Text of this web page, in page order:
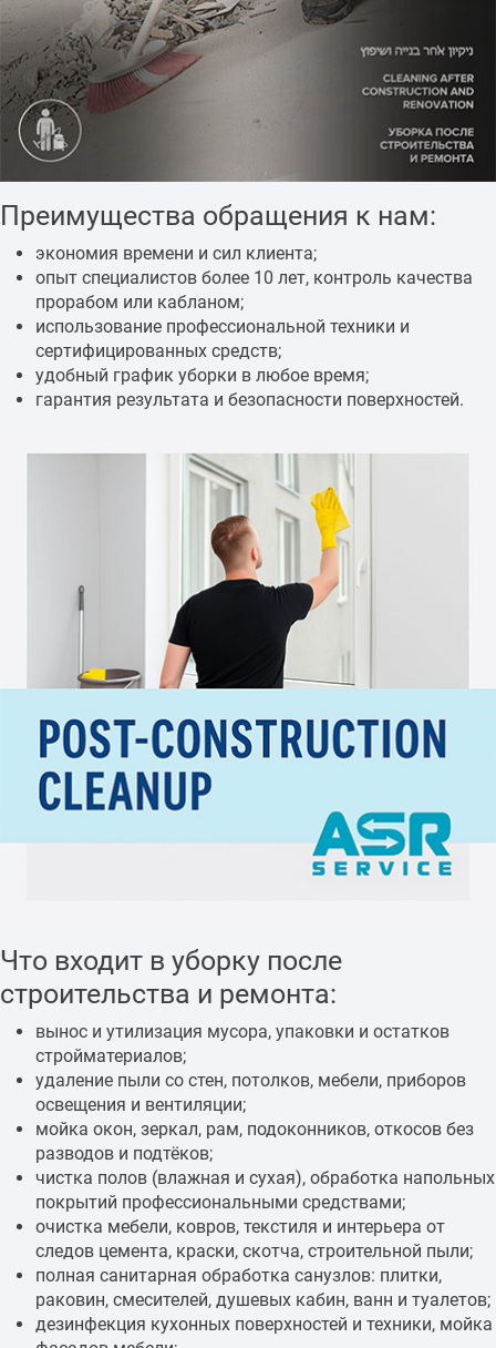
Преимущества обращения к нам:
экономия времени и сил клиента;
опыт специалистов более 10 лет, контроль качества
прорабом или кабланом;
использование профессиональной техники и
сертифицированных средств;
удобный график уборки в любое время;
гарантия результата и безопасности поверхностей.
Что входит в уборку после
строительства и ремонта:
вынос и утилизация мусора, упаковки и остатков
стройматериалов;
удаление пыли со стен, потолков, мебели, приборов
освещения и вентиляции;
мойка окон, зеркал, рам, подоконников, откосов без
разводов и подтёков;
чистка полов (влажная и сухая), обработка напольных
покрытий профессиональными средствами;
очистка мебели, ковров, текстиля и интерьера от
следов цемента, краски, скотча, строительной пыли;
полная санитарная обработка санузлов: плитки,
раковин, смесителей, душевых кабин, ванн и туалетов;
дезинфекция кухонных поверхностей и техники, мойка